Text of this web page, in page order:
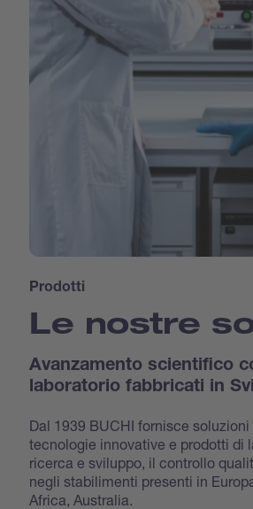
Prodotti
Le nostre
Avanzamento scientifico
laboratorio fabbricati in
Dal 1939 BUCHI fornisce soluzioni
tecnologie innovative e prodotti di
ricerca e sviluppo, il controllo
negli stabilimenti presenti in
Africa, Australia.